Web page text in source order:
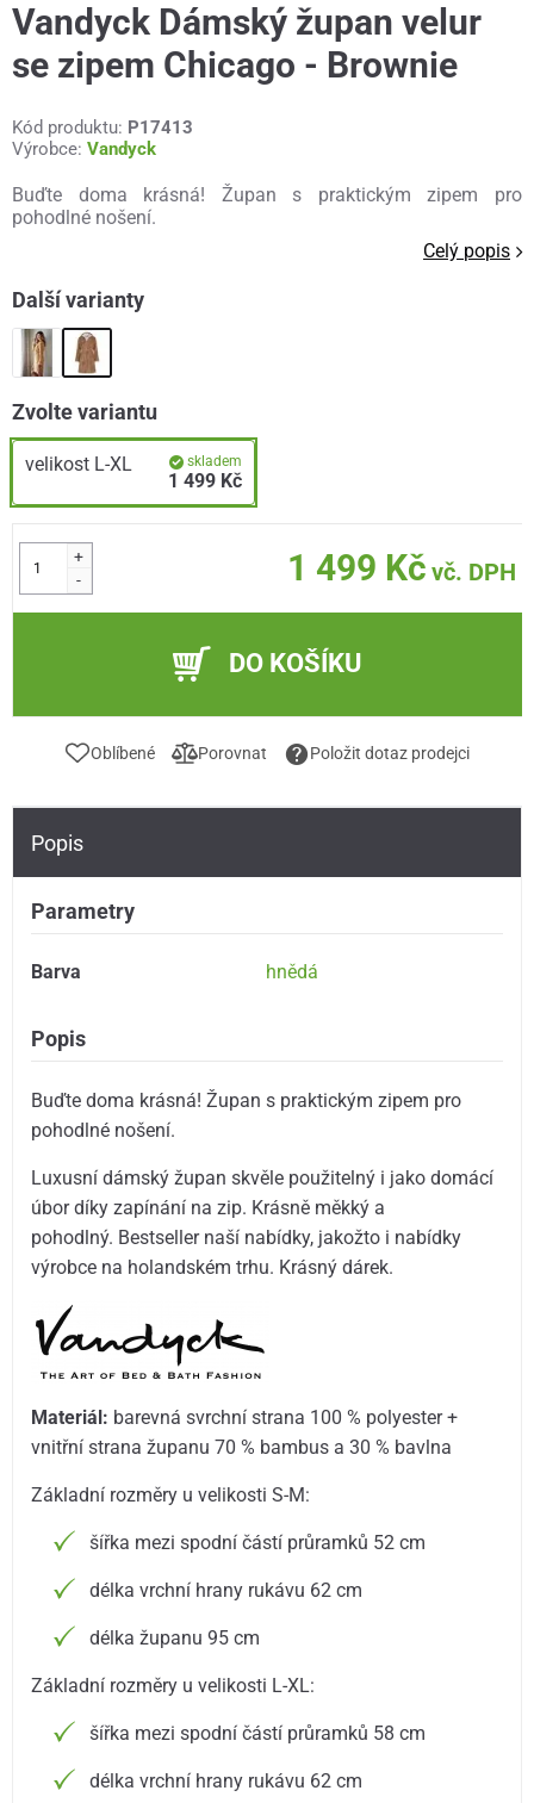
Vandyck Dámský župan velur
se zipem Chicago - Brownie
Kód produktu: P17413
Výrobce: Vandyck
Buďte doma krásná! Župan s praktickým zipem pro
pohodlné nošení.
Celý popis
Další varianty
Zvolte variantu
velikost L-XL skladem
1 499 Kč
+
-
1 499 Kč vč. DPH
DO KOŠÍKU
Oblíbené Porovnat Položit dotaz prodejci
Popis
Parametry
Barva hnědá
Popis
Buďte doma krásná! Župan s praktickým zipem pro
pohodlné nošení.
Luxusní dámský župan skvěle použitelný i jako domácí
úbor díky zapínání na zip. Krásně měkký a
pohodlný. Bestseller naší nabídky, jakožto i nabídky
výrobce na holandském trhu. Krásný dárek.
Materiál: barevná svrchní strana 100 % polyester +
vnitřní strana županu 70 % bambus a 30 % bavlna
Základní rozměry u velikosti S-M:
šířka mezi spodní částí průramků 52 cm
délka vrchní hrany rukávu 62 cm
délka županu 95 cm
Základní rozměry u velikosti L-XL:
šířka mezi spodní částí průramků 58 cm
délka vrchní hrany rukávu 62 cm